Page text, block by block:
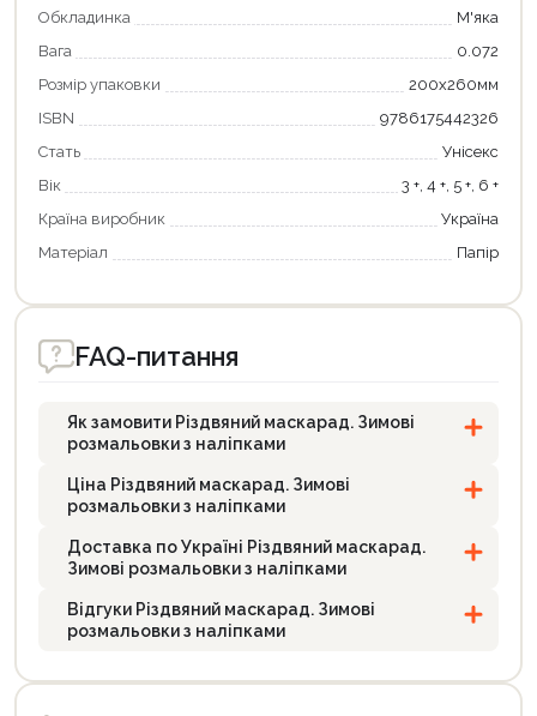
Обкладинка
М'яка
Вага
0.072
Розмір упаковки
200х260мм
ISBN
9786175442326
Стать
Унісекс
Вік
3 +, 4 +, 5 +, 6 +
Країна виробник
Україна
Матеріал
Папір
FAQ-питання
Як замовити Різдвяний маскарад. Зимові
розмальовки з наліпками
Ціна Різдвяний маскарад. Зимові
розмальовки з наліпками
Доставка по Україні Різдвяний маскарад.
Зимові розмальовки з наліпками
Відгуки Різдвяний маскарад. Зимові
розмальовки з наліпками